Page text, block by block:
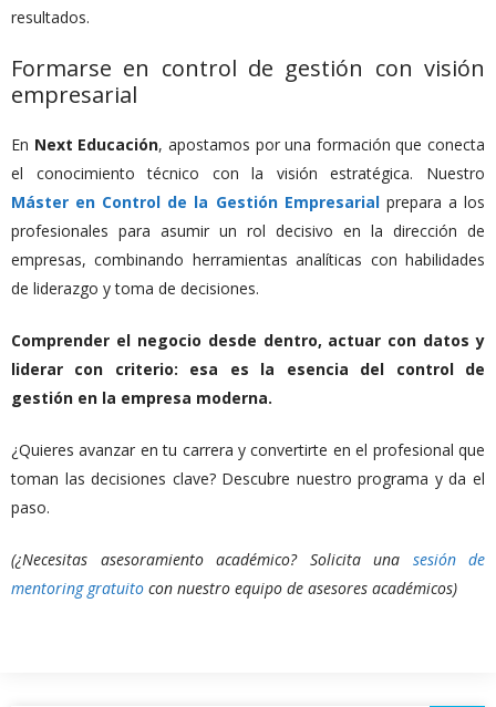
resultados.
Formarse en control de gestión con visión
empresarial
En Next Educación, apostamos por una formación que conecta
el conocimiento técnico con la visión estratégica. Nuestro
Máster en Control de la Gestión Empresarialprepara a los
profesionales para asumir un rol decisivo en la dirección de
empresas, combinando herramientas analíticas con habilidades
de liderazgo y toma de decisiones.
Comprender el negocio desde dentro, actuar con datos y
liderar con criterio: esa es la esencia del control de
gestión en la empresa moderna.
¿Quieres avanzar en tu carrera y convertirte en el profesional que
toman las decisiones clave? Descubre nuestro programa y da el
paso.
(¿Necesitas asesoramiento académico? Solicita una sesión de
mentoring gratuito con nuestro equipo de asesores académicos)